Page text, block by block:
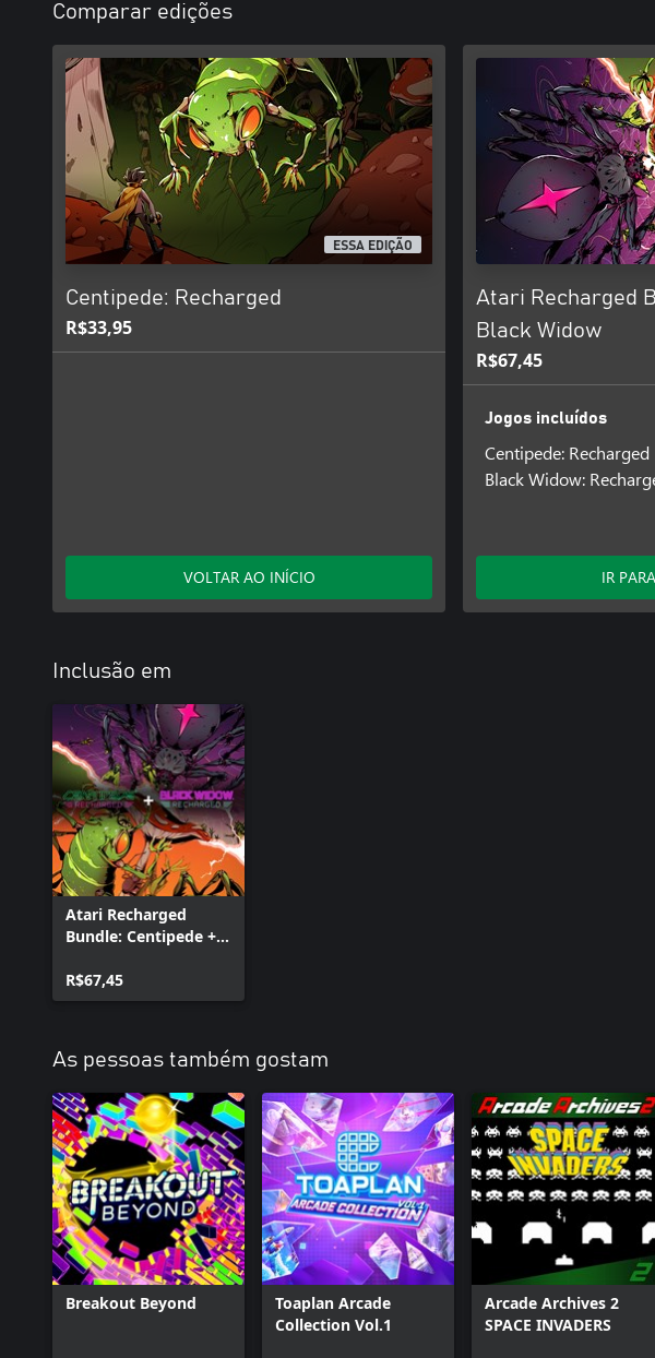
Comparar edições
ESSA EDIÇÃO
Centipede: Recharged
R$33,95
VOLTAR AO INÍCIO
Atari Recharged
Black Widow
R$67,45
Jogos incluídos
Centipede: Recharged
Black Widow:
IR
Inclusão em
Atari Recharged
Bundle: Centipede +
R$67,45
As pessoas também gostam
Breakout Beyond
Toaplan Arcade
Collection Vol.1
Arcade Archives 2
SPACE INVADERS